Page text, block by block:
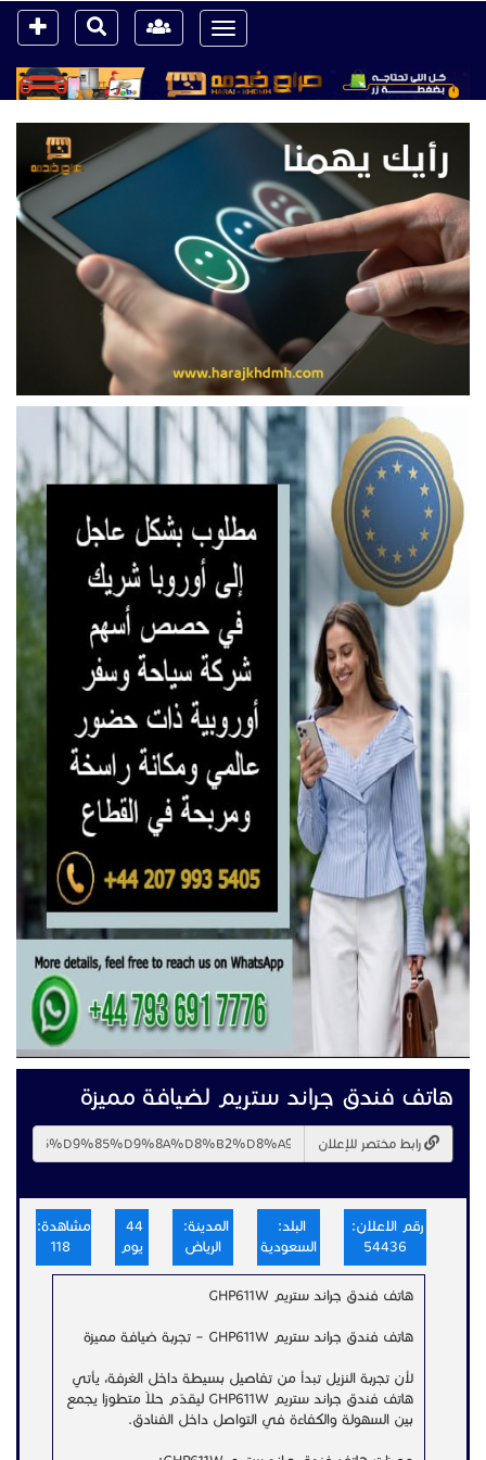
Toggle
navigation
هاتف فندق جراند ستريم لضيافة مميزة
رابط مختصر للإعلان
رقم الاعلان:
54436
البلد:
السعودية
المدينة:
الرياض
44
يوم
مشاهدة:
هاتف فندق جراند ستريم GHP611W
هاتف فندق جراند ستريم GHP611W – تجربة ضيافة مميزة
لأن تجربة النزيل تبدأ من تفاصيل بسيطة داخل الغرفة، يأتي
هاتف فندق جراند ستريم GHP611W ليقدّم حلاً متطورًا يجمع
بين السهولة والكفاءة في التواصل داخل الفنادق.